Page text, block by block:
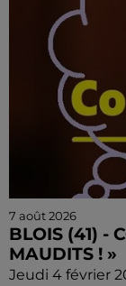
7 août 2026
BLOIS (41) -
MAUDITS ! »
Jeudi 4 février